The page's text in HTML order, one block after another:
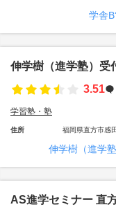
学舎
伸学樹（進学塾）受
3.51
学習塾・塾
住所 福岡県直方市感
伸学樹（進学
AS進学セミナー 直